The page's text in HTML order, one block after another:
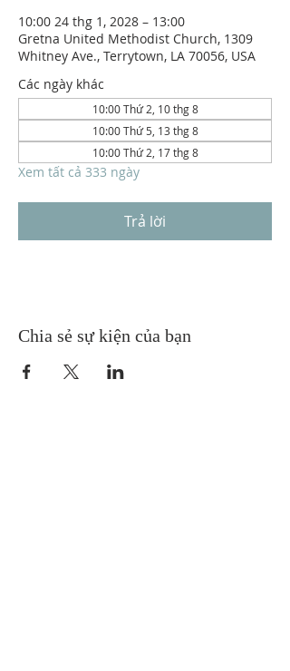
10:00 24 thg 1, 2028 – 13:00
Gretna United Methodist Church, 1309
Whitney Ave., Terrytown, LA 70056, USA
Các ngày khác
10:00 Thứ 2, 10 thg 8
10:00 Thứ 5, 13 thg 8
10:00 Thứ 2, 17 thg 8
Xem tất cả 333 ngày
Trả lời
Chia sẻ sự kiện của bạn